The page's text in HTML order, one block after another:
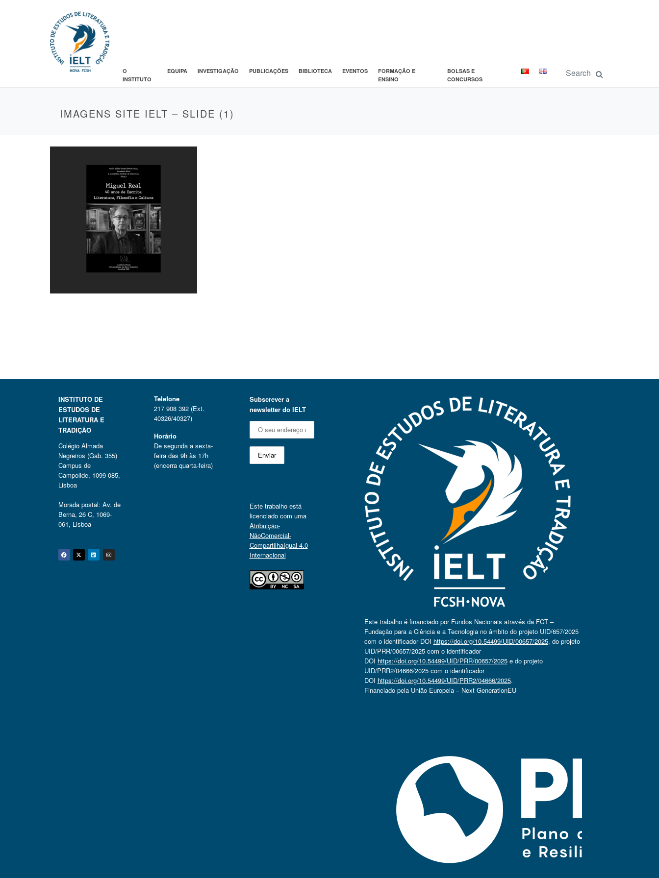
O
INSTITUTO
EQUIPA INVESTIGAÇÃO PUBLICAÇÕES BIBLIOTECA EVENTOS
FORMAÇÃO E
ENSINO
BOLSAS E
CONCURSOS
IMAGENS SITE IELT – SLIDE (1)
INSTITUTO DE
ESTUDOS DE
LITERATURA E
TRADIÇÃO
Colégio Almada
Negreiros (Gab. 355)
Campus de
Campolide, 1099-085,
Lisboa
Morada postal: Av. de
Berna, 26 C, 1069-
061, Lisboa
Facebook
Twitter
Linkedin
Instagram
Telefone
217 908 392 (Ext.
40326/40327)
Horário
De segunda a sexta-
feira das 9h às 17h
(encerra quarta-feira)
Subscrever a
newsletter do IELT
Este trabalho está
licenciado com uma
Atribuição-
NãoComercial-
CompartilhaIgual 4.0
Internacional
Este trabalho é financiado por Fundos Nacionais através da FCT –
Fundação para a Ciência e a Tecnologia no âmbito do projeto UID/657/2025
com o identificador DOI https://doi.org/10.54499/UID/00657/2025, do projeto
UID/PRR/00657/2025 com o identificador
DOI https://doi.org/10.54499/UID/PRR/00657/2025e do projeto
UID/PRR2/04666/2025 com o identificador
DOI https://doi.org/10.54499/UID/PRR2/04666/2025.
Financiado pela União Europeia – Next GenerationEU